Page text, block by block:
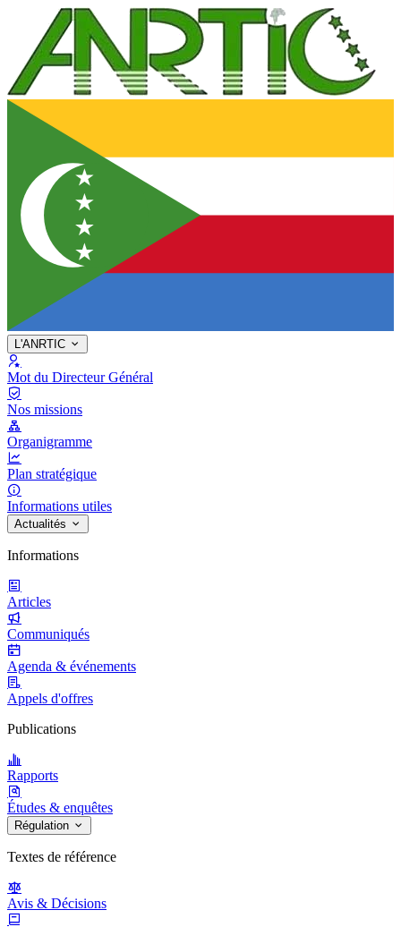
L'ANRTIC
Mot du Directeur Général
Nos missions
Organigramme
Plan stratégique
Informations utiles
Actualités
Informations
Articles
Communiqués
Agenda & événements
Appels d'offres
Publications
Rapports
Études & enquêtes
Régulation
Textes de référence
Avis & Décisions